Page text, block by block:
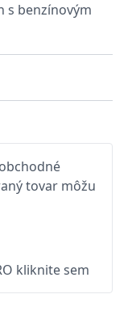
s benzínovým
tovar môžu
kliknite sem